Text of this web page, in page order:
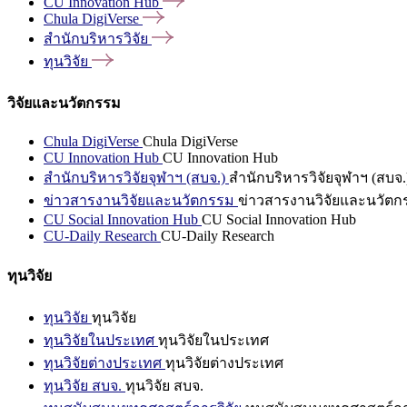
Chula DigiVerse
สำนักบริหารวิจัย
ทุนวิจัย
วิจัยและนวัตกรรม
Chula DigiVerse Chula DigiVerse
CU Innovation Hub CU Innovation Hub
สำนักบริหารวิจัยจุฬาฯ (สบจ.) สำนักบริหารวิจัยจุฬาฯ (สบจ
ข่าวสารงานวิจัยและนวัตกรรม ข่าวสารงานวิจัยและนวัตก
CU Social Innovation Hub CU Social Innovation Hub
CU-Daily Research CU-Daily Research
ทุนวิจัย
ทุนวิจัย ทุนวิจัย
ทุนวิจัยในประเทศ ทุนวิจัยในประเทศ
ทุนวิจัยต่างประเทศ ทุนวิจัยต่างประเทศ
ทุนวิจัย สบจ. ทุนวิจัย สบจ.